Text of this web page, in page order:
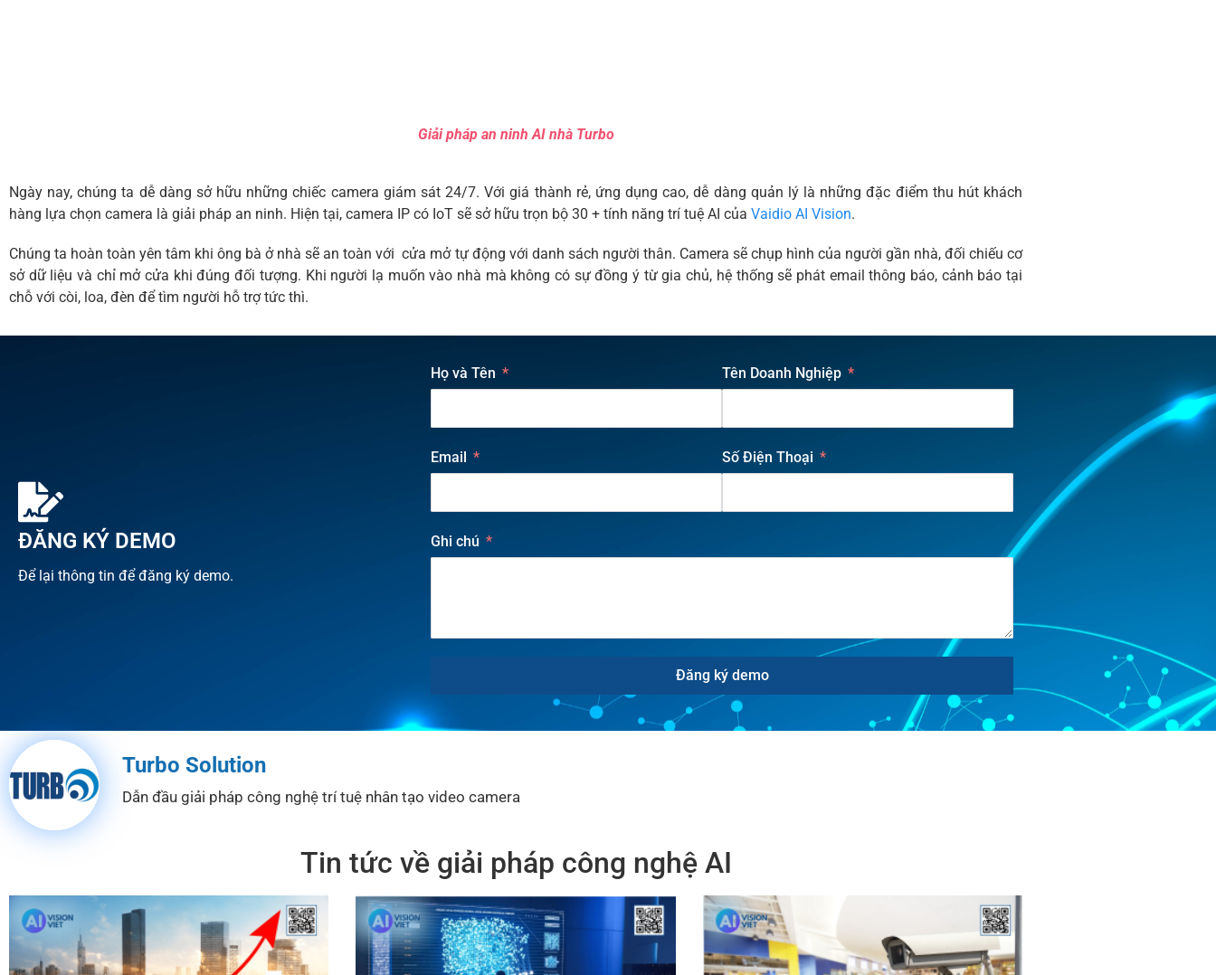
Giải pháp an ninh AI nhà Turbo
Ngày nay, chúng ta dễ dàng sở hữu những chiếc camera giám sát 24/7. Với giá thành rẻ, ứng dụng cao, dễ dàng quản lý là những đặc điểm thu hút khách
hàng lựa chọn camera là giải pháp an ninh. Hiện tại, camera IP có IoT sẽ sở hữu trọn bộ 30 + tính năng trí tuệ AI của Vaidio AI Vision.
Chúng ta hoàn toàn yên tâm khi ông bà ở nhà sẽ an toàn với cửa mở tự động với danh sách người thân. Camera sẽ chụp hình của người gần nhà, đối chiếu cơ
sở dữ liệu và chỉ mở cửa khi đúng đối tượng. Khi người lạ muốn vào nhà mà không có sự đồng ý từ gia chủ, hệ thống sẽ phát email thông báo, cảnh báo tại
chỗ với còi, loa, đèn để tìm người hỗ trợ tức thì.
ĐĂNG KÝ DEMO
Để lại thông tin để đăng ký demo.
Họ và Tên Tên Doanh Nghiệp
Email Số Điện Thoại
Ghi chú
Đăng ký demo
Turbo Solution
Dẫn đầu giải pháp công nghệ trí tuệ nhân tạo video camera
Tin tức về giải pháp công nghệ AI